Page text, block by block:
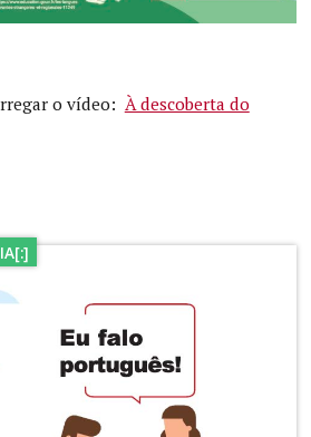
o vídeo: À descoberta do